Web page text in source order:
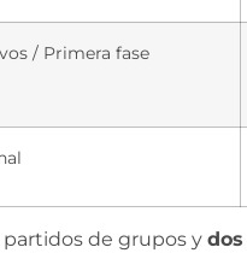
/ Primera fase
partidos de grupos y dos